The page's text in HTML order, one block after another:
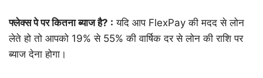
फ्लेक्स पे पर कितना ब्याज है? : यदि आप FlexPay की मदद से लोन
लेते हो तो आपको 19% से 55% की वार्षिक दर से लोन की राशि पर
ब्याज देना होगा।